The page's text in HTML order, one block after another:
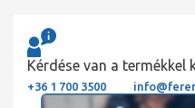
Kérdése van a termékkel
+36 1 700 3500